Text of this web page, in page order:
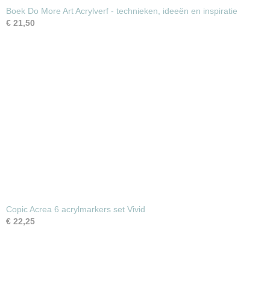
Boek Do More Art Acrylverf - technieken, ideeën en inspiratie
€ 21,50
Copic Acrea 6 acrylmarkers set Vivid
€ 22,25